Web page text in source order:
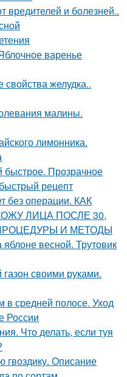
вредителей и болезней..
варенье
свойства желудка..
малины.
лимонника.
быстрое. Прозрачное
рецепт
без операции. КАК
ЛИЦА ПОСЛЕ 30,
И МЕТОДЫ
яблоне весной. Трутовик
газон своими руками.
в средней полосе. Уход
России
Что делать, если туя
гвоздику. Описание